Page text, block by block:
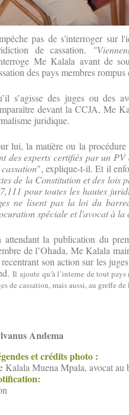
pas de s'interroger sur
de cassation.
Me Kalala avant de
des pays membres rompus
s’agisse des juges ou des
devant la CCJA, Me
juridique.
lui, la matière ou la procédure
des experts certifiés par un
", explique-t-il. Et il
de la Constitution et des lois
pour toutes les hautes
ne lisent pas la loi du
spéciale et l'avocat à la
attendant la publication du
de l’Ohada, Me Kalala
son action sur les
Il ajoute qu'à l’interne de tout
de cassation, mais aussi, au greffe de
Andema
et crédits photo :
Kalala Muena Mpala, avocat au